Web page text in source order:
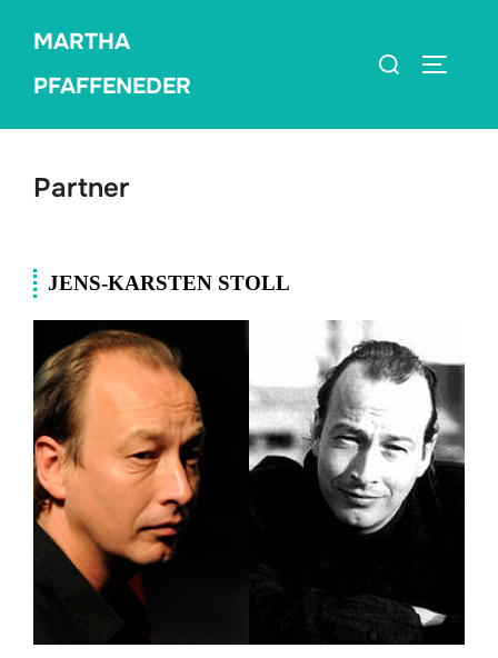
Inhalt
springen
MARTHA
PFAFFENEDER
Suchen
Partner
JENS-KARSTEN STOLL